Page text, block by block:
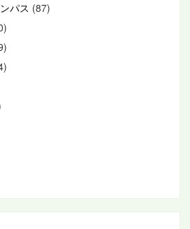
パス (87)